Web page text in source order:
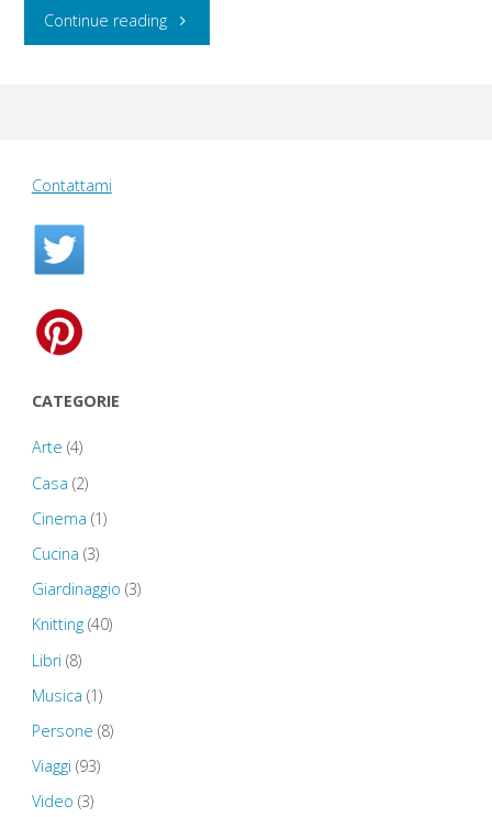
Continue reading"Martedì
Contattami
CATEGORIE
Arte (4)
Casa (2)
Cinema (1)
Cucina (3)
Giardinaggio (3)
Knitting(40)
Libri (8)
Musica (1)
Persone (8)
Viaggi (93)
Video (3)